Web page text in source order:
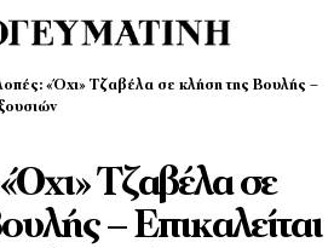
«Όχι» Τζαβέλα σε κλήση της Βουλής –
Τζαβέλα σε
– Επικαλείται